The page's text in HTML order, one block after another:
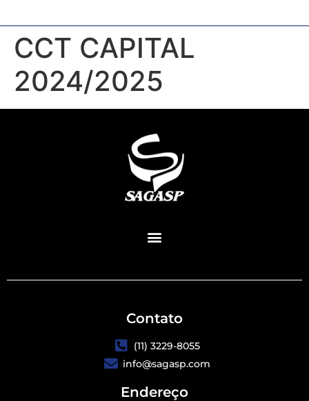
CCT CAPITAL
2024/2025
Contato
(11) 3229-8055
info@sagasp.com
Endereço